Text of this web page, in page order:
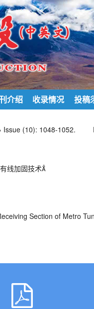
介绍 收录情况 投稿
Issue (10): 1048-1052.
线加固技术
Section of Metro